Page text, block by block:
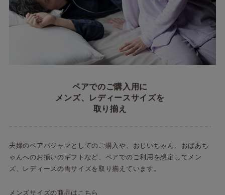
ペアでのご購入用に
メンズ、レディースサイズを
取り揃え
夫婦のペアパジャマとしてのご購入や、おじいちゃん、おばあち
ゃんへのお揃いのギフトなど、ペアでのご利用を想定してメン
ズ、レディースの両サイズを取り揃えています。
メンズサイズの商品はこちら